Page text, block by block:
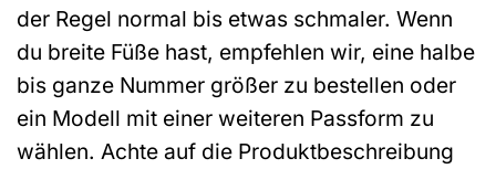
der Regel normal bis etwas schmaler. Wenn
du breite Füße hast, empfehlen wir, eine halbe
bis ganze Nummer größer zu bestellen oder
ein Modell mit einer weiteren Passform zu
wählen. Achte auf die Produktbeschreibung